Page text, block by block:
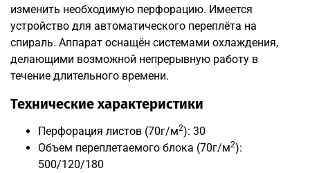
изменить необходимую перфорацию. Имеется
устройство для автоматического переплёта на
спираль. Аппарат оснащён системами охлаждения,
делающими возможной непрерывную работу в
течение длительного времени.
Технические характеристики
Перфорация листов (70г/м2): 30
Объем переплетаемого блока (70г/м2):
500/120/180